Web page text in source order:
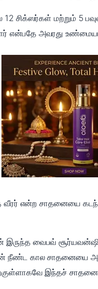
சிக்ஸர்கள் மற்றும் 5
என்பதே அவரது
வீரர் என்ற சாதனையை
இருந்த வைபவ்
நீண்ட கால சாதனையை
இந்தச்